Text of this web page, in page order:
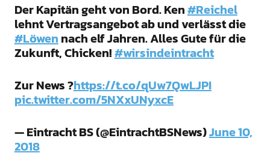
Der Kapitän geht von Bord. Ken#Reichel
lehnt Vertragsangebot ab und verlässt die
#Löwennach elf Jahren. Alles Gute für die
Zukunft, Chicken!#wirsindeintracht
Zur News ?https://t.co/qUw7QwLJPI
pic.twitter.com/5NXxUNyxcE
— Eintracht BS (@EintrachtBSNews)June 10,
2018